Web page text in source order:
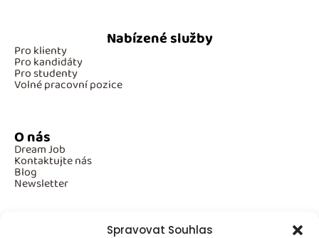
Spravovat Souhlas
Nabízené služby
Pro klienty
Pro kandidáty
Pro studenty
Volné pracovní pozice
O nás
Dream Job
Kontaktujte nás
Blog
Newsletter